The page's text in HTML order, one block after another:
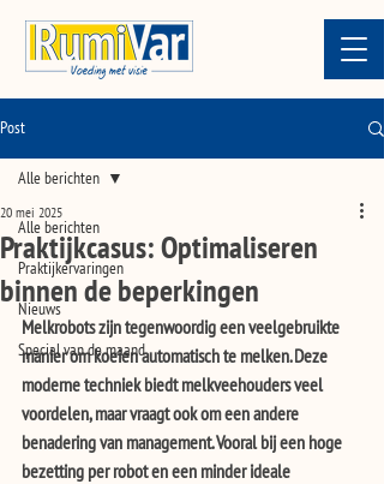
Post
Alle berichten
Praktijkervaringen
Nieuws
Special van de maand
Alle berichten
Praktijkcasus: Optimaliseren
binnen de beperkingen
20 mei 2025
Melkrobots zijn tegenwoordig een veelgebruikte
manier om koeien automatisch te melken. Deze
moderne techniek biedt melkveehouders veel
voordelen, maar vraagt ook om een andere
benadering van management. Vooral bij een hoge
bezetting per robot en een minder ideale